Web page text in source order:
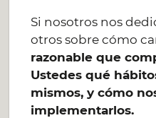
Si nosotros nos
otros sobre cómo
razonable que
Ustedes qué
mismos, y cómo
implementarlos.